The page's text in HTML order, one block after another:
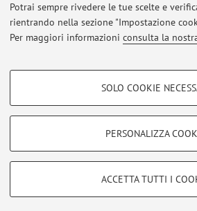
Potrai sempre rivedere le tue scelte e
rientrando nella sezione "Impostazione
Per maggiori informazioni consulta la
COOKIE DI PROFILAZIONE -
COOKIE TECNICI - NECESSARI
Si tratta di cookie tecnici utilizzati, a titolo
SOLO COOKIE
PERSONALIZZA
ACCETTA TUTTI I
Al momento non sono
Area riservata
Accedi tramiteloginper gestire tutti i
Zamboni, 33 - 40126 Bologna -